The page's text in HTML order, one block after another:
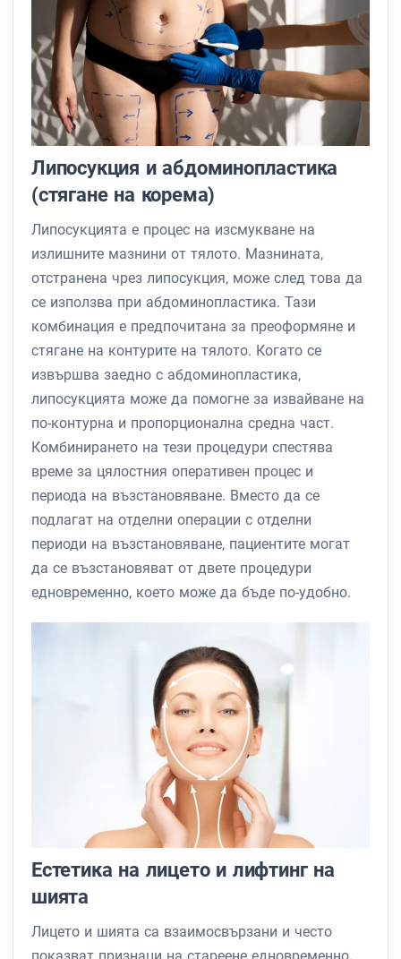
Липосукция и абдоминопластика
(стягане на корема)
Липосукцията е процес на изсмукване на
излишните мазнини от тялото. Мазнината,
отстранена чрез липосукция, може след това да
се използва при абдоминопластика. Тази
комбинация е предпочитана за преоформяне и
стягане на контурите на тялото. Когато се
извършва заедно с абдоминопластика,
липосукцията може да помогне за извайване на
по-контурна и пропорционална средна част.
Комбинирането на тези процедури спестява
време за цялостния оперативен процес и
периода на възстановяване. Вместо да се
подлагат на отделни операции с отделни
периоди на възстановяване, пациентите могат
да се възстановяват от двете процедури
едновременно, което може да бъде по-удобно.
Естетика на лицето и лифтинг на
шията
Лицето и шията са взаимосвързани и често